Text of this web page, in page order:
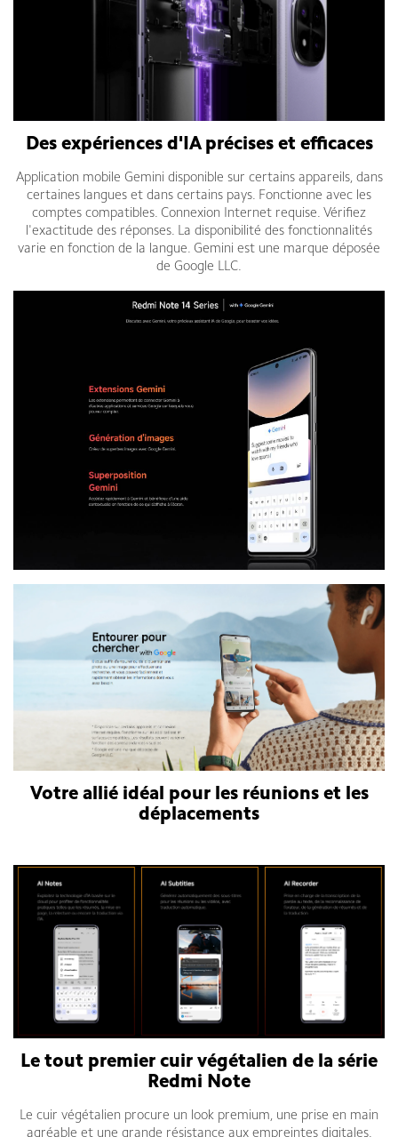
Des expériences d'IA précises et efficaces
Application mobile Gemini disponible sur certains appareils, dans
certaines langues et dans certains pays. Fonctionne avec les
comptes compatibles. Connexion Internet requise. Vérifiez
l'exactitude des réponses. La disponibilité des fonctionnalités
varie en fonction de la langue. Gemini est une marque déposée
de Google LLC.
Votre allié idéal pour les réunions et les
déplacements
Le tout premier cuir végétalien de la série
Redmi Note
Le cuir végétalien procure un look premium, une prise en main
agréable et une grande résistance aux empreintes digitales.